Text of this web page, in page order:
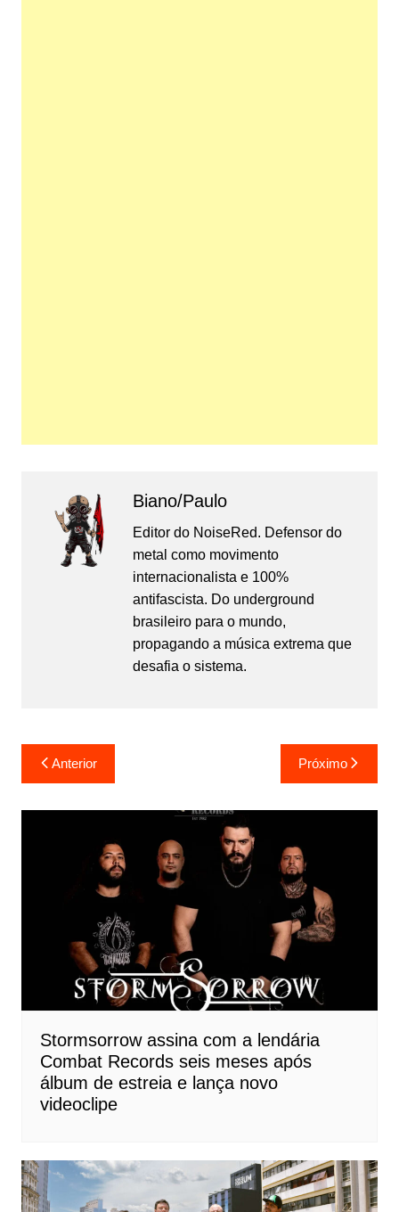
Biano/Paulo
Editor do NoiseRed. Defensor do
metal como movimento
internacionalista e 100%
antifascista. Do underground
brasileiro para o mundo,
propagando a música extrema que
desafia o sistema.
Navegação
de
Post
Anterior Próximo
Stormsorrow assina com a lendária
Combat Records seis meses após
álbum de estreia e lança novo
videoclipe